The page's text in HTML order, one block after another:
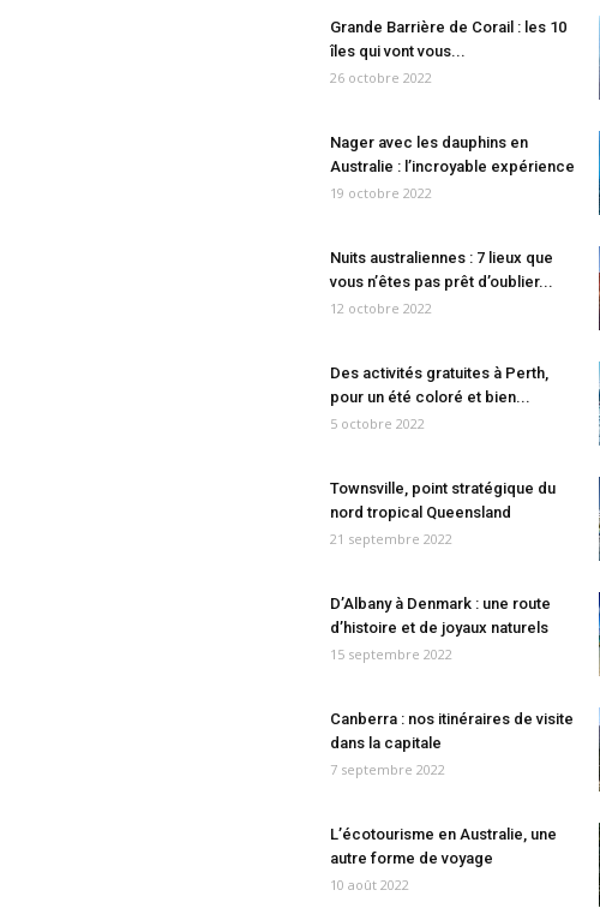
Grande Barrière de Corail : les 10
îles qui vont vous...
26 octobre 2022
Nager avec les dauphins en
Australie : l’incroyable expérience
19 octobre 2022
Nuits australiennes : 7 lieux que
vous n’êtes pas prêt d’oublier...
12 octobre 2022
Des activités gratuites à Perth,
pour un été coloré et bien...
5 octobre 2022
Townsville, point stratégique du
nord tropical Queensland
21 septembre 2022
D’Albany à Denmark : une route
d’histoire et de joyaux naturels
15 septembre 2022
Canberra : nos itinéraires de visite
dans la capitale
7 septembre 2022
L’écotourisme en Australie, une
autre forme de voyage
10 août 2022